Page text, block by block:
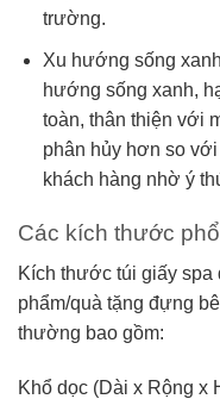
trường.
Xu hướng sống
hướng sống xanh,
toàn, thân thiện với
phân hủy hơn so
khách hàng nhờ ý
Các kích thước
Kích thước túi giấy spa
phẩm/quà tặng đựng
thường bao gồm:
Khổ dọc (Dài x Rộng x